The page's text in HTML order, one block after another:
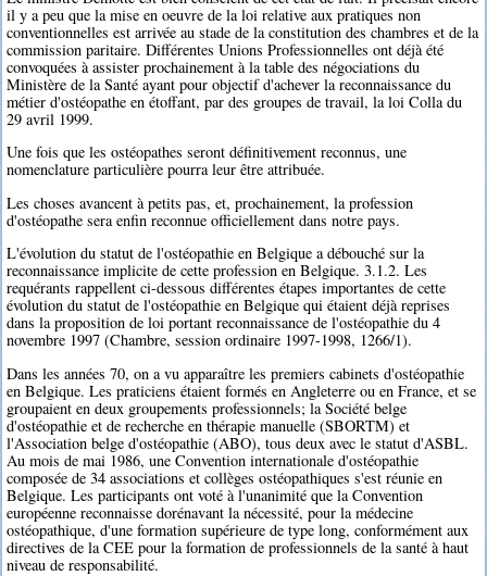
il y a peu que la mise en oeuvre de la loi relative aux pratiques non
conventionnelles est arrivée au stade de la constitution des chambres et de la
commission paritaire. Différentes Unions Professionnelles ont déjà été
convoquées à assister prochainement à la table des négociations du
Ministère de la Santé ayant pour objectif d'achever la reconnaissance du
métier d'ostéopathe en étoffant, par des groupes de travail, la loi Colla du
29 avril 1999.
Une fois que les ostéopathes seront définitivement reconnus, une
nomenclature particulière pourra leur être attribuée.
Les choses avancent à petits pas, et, prochainement, la profession
d'ostéopathe sera enfin reconnue officiellement dans notre pays.
L'évolution du statut de l'ostéopathie en Belgique a débouché sur la
reconnaissance implicite de cette profession en Belgique. 3.1.2. Les
requérants rappellent ci-dessous différentes étapes importantes de cette
évolution du statut de l'ostéopathie en Belgique qui étaient déjà reprises
dans la proposition de loi portant reconnaissance de l'ostéopathie du 4
novembre 1997 (Chambre, session ordinaire 1997-1998, 1266/1).
Dans les années 70, on a vu apparaître les premiers cabinets d'ostéopathie
en Belgique. Les praticiens étaient formés en Angleterre ou en France, et se
groupaient en deux groupements professionnels; la Société belge
d'ostéopathie et de recherche en thérapie manuelle (SBORTM) et
l'Association belge d'ostéopathie (ABO), tous deux avec le statut d'ASBL.
Au mois de mai 1986, une Convention internationale d'ostéopathie
composée de 34 associations et collèges ostéopathiques s'est réunie en
Belgique. Les participants ont voté à l'unanimité que la Convention
européenne reconnaisse dorénavant la nécessité, pour la médecine
ostéopathique, d'une formation supérieure de type long, conformément aux
directives de la CEE pour la formation de professionnels de la santé à haut
niveau de responsabilité.